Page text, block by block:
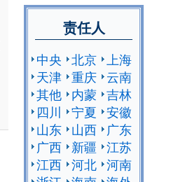
责任人
中央 北京
上海
天津 重庆 云南
其他 内蒙 吉林
四川
宁夏 安徽
山东 山西
广东
广西 新疆 江苏
江西 河北 河南